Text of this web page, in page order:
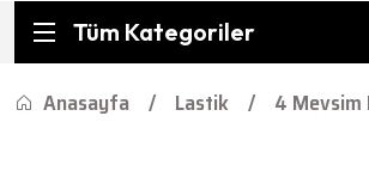
Tüm Kategoriler
Anasayfa Lastik 4